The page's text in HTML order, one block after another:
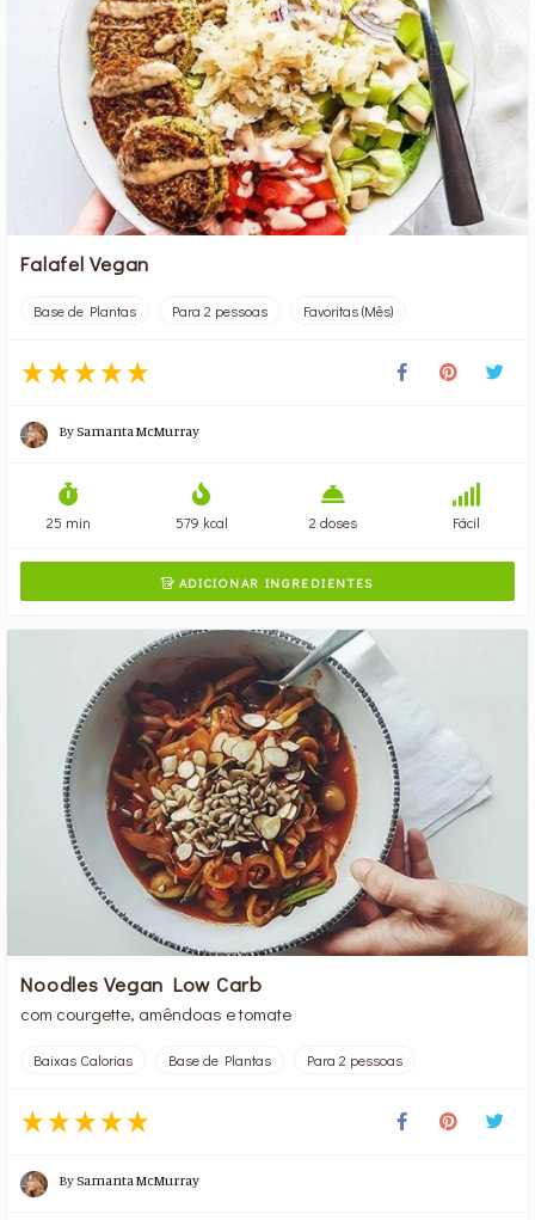
Falafel Vegan
Base de Plantas Para 2 pessoas Favoritas (Mês)
BySamanta McMurray
25 min 579 kcal 2 doses Fácil
ADICIONAR INGREDIENTES
Noodles Vegan Low Carb
com courgette, amêndoas e tomate
Baixas Calorias Base de Plantas Para 2 pessoas
BySamanta McMurray